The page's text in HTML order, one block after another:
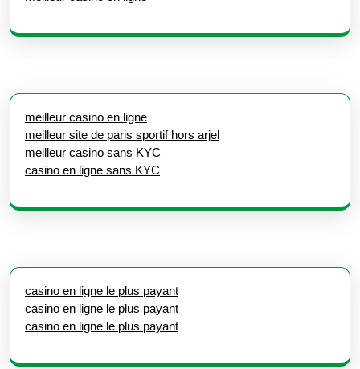
meilleur casino en ligne
meilleur site de paris sportif hors arjel
meilleur casino sans KYC
casino en ligne sans KYC
casino en ligne le plus payant
casino en ligne le plus payant
casino en ligne le plus payant